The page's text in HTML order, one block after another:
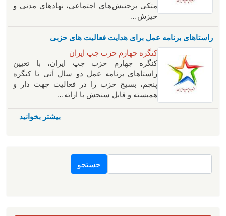
متکی برجنبش های اجتماعی، نهادهای مدنی و
خیزش‌…
راستاهای برنامه عمل برای هدایت فعالیت های حزبی
کنگره چهارم حزب چپ ایران
کنگره چهارم حزب چپ ایران، با تعیین
راستاهای برنامه عمل دو سال آتی تا کنگره
پنجم، بسیج حزب را در فعالیت جهت دار و
همبسته و قابل سنجش با ارائه…
بیشتر بخوانید
جستجو